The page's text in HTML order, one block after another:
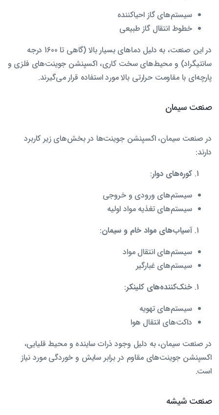
سیستم‌های گاز احیاکننده
خطوط انتقال گاز طبیعی
در این صنعت، به دلیل دماهای بسیار بالا (گاهی تا 1600 درجه
سانتیگراد) و محیط‌های سخت کاری، اکسپنشن جوینت‌های فلزی و
پارچه‌ای با مقاومت حرارتی بالا مورد استفاده قرار می‌گیرند.
صنعت سیمان
در صنعت سیمان، اکسپنشن جوینت‌ها در بخش‌های زیر کاربرد
دارند:
کوره‌های دوار:
سیستم‌های ورودی و خروجی
سیستم‌های تغذیه مواد اولیه
آسیاب‌های مواد خام و سیمان:
سیستم‌های انتقال مواد
سیستم‌های غبارگیر
خنک‌کننده‌های کلینکر:
سیستم‌های تهویه
داکت‌های انتقال هوا
در صنعت سیمان، به دلیل وجود ذرات ساینده و محیط قلیایی،
اکسپنشن جوینت‌های مقاوم در برابر سایش و خوردگی مورد نیاز
است.
صنعت شیشه